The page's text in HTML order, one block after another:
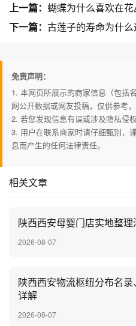
上一篇： 蝴蝶为什么喜欢在花
下一篇： 古莲子的寿命为什么
免责声明：
1. 本网页所展示的商家信息（包括
网公开数据或网友投稿，仅供参考
2. 若您发现信息有误或涉及隐私侵
3. 用户在联系商家时请仔细甄别，
息而产生的任何法律责任。
相关文章
陕西西安母婴门店实地整理
2026-08-07
陕西西安物流枢纽分布名
详解
2026-08-07